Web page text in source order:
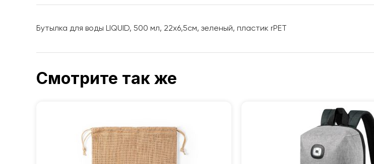
Бутылка для воды LIQUID, 500 мл, 22х6,5см, зеленый, пластик rPET
Смотрите так же